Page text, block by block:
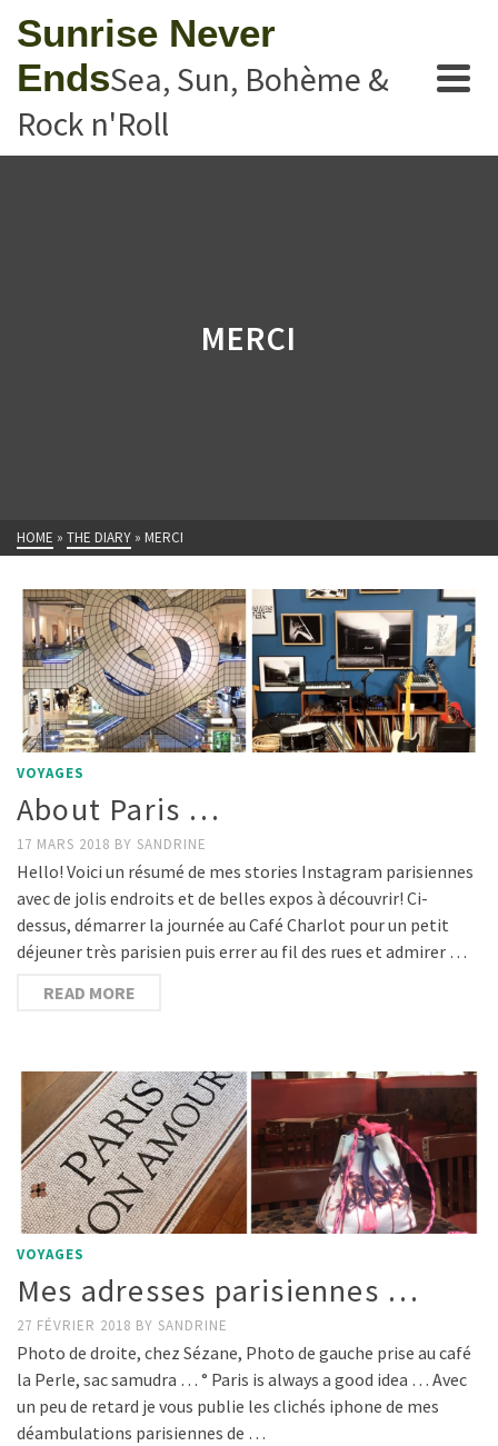
Sunrise Never
EndsSea, Sun, Bohème &
Rock n'Roll
MERCI
HOME » THE DIARY » MERCI
VOYAGES
About Paris …
17 MARS 2018 BY SANDRINE
Hello! Voici un résumé de mes stories Instagram parisiennes
avec de jolis endroits et de belles expos à découvrir! Ci-
dessus, démarrer la journée au Café Charlot pour un petit
déjeuner très parisien puis errer au fil des rues et admirer …
READ MORE
VOYAGES
Mes adresses parisiennes …
27 FÉVRIER 2018 BY SANDRINE
Photo de droite, chez Sézane, Photo de gauche prise au café
la Perle, sac samudra … ° Paris is always a good idea … Avec
un peu de retard je vous publie les clichés iphone de mes
déambulations parisiennes de …